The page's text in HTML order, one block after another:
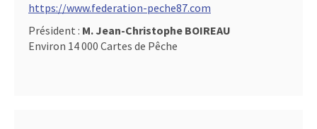
https://www.federation-peche87.com
Président : M. Jean-Christophe BOIREAU
Environ 14 000 Cartes de Pêche